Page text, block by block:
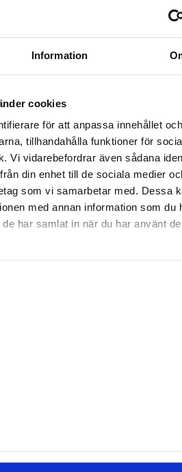
Information
cookies
för att anpassa innehållet och
tillhandahålla funktioner för
Vi vidarebefordrar även sådana
din enhet till de sociala medier
som vi samarbetar med. Dessa
med annan information som du
har samlat in när du har använt